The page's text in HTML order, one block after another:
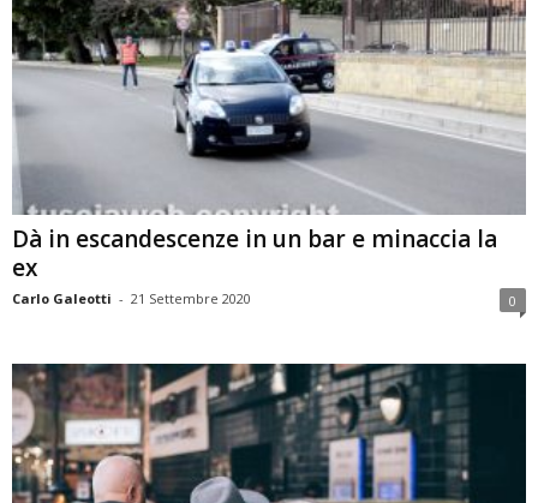
Dà in escandescenze in un bar e minaccia la
ex
Carlo Galeotti - 21 Settembre 2020 0